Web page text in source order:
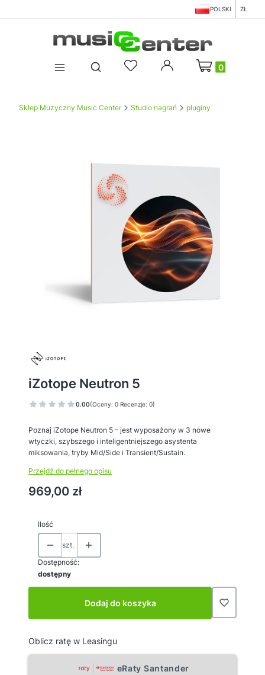
POLSKI ZŁ
Otwórz wyszukiwarkę
Produkty w
Sklep Muzyczny Music Center Studio nagrań pluginy
iZotope Neutron 5
0.00(Oceny: 0 Recenzje: 0)
Poznaj iZotope Neutron 5 – jest wyposażony w 3 nowe
wtyczki, szybszego i inteligentniejszego asystenta
miksowania, tryby Mid/Side i Transient/Sustain.
Przejdź do pełnego opisu
Cena
969,00 zł
Ilość
szt.
Dostępność:
dostępny
Dodaj do koszyka
Oblicz ratę w Leasingu
eRaty Santander